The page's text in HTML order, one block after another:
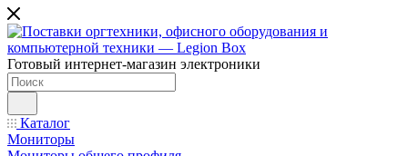
Готовый интернет-магазин электроники
Каталог
Мониторы